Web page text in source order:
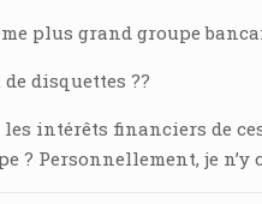
plus grand groupe
disquettes ??
intérêts financiers de
? Personnellement, je n’y